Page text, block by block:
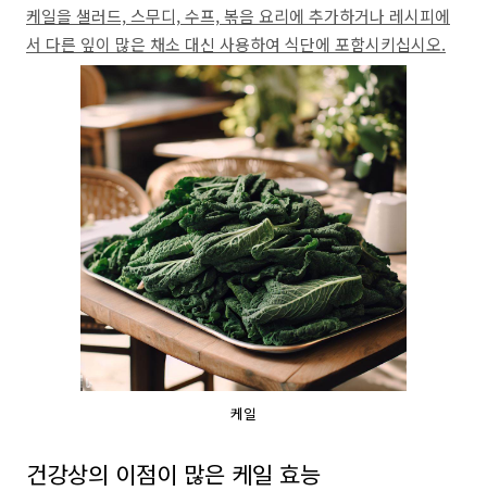
케일을 샐러드, 스무디, 수프, 볶음 요리에 추가하거나 레시피에
서 다른 잎이 많은 채소 대신 사용하여 식단에 포함시키십시오.
케일
건강상의 이점이 많은 케일 효능